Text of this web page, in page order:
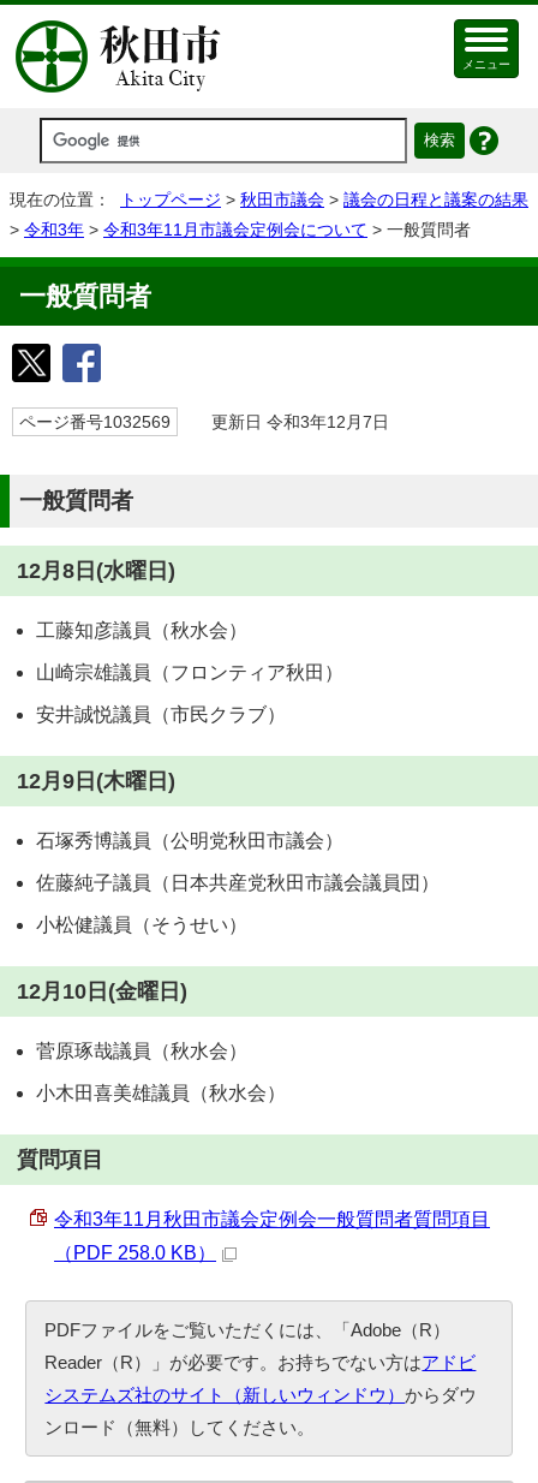
メニュー
現在の位置： トップページ > 秋田市議会 > 議会の日程と議案の結果
> 令和3年 > 令和3年11月市議会定例会について > 一般質問者
一般質問者
ページ番号1032569 更新日 令和3年12月7日
一般質問者
12月8日(水曜日)
工藤知彦議員（秋水会）
山崎宗雄議員（フロンティア秋田）
安井誠悦議員（市民クラブ）
12月9日(木曜日)
石塚秀博議員（公明党秋田市議会）
佐藤純子議員（日本共産党秋田市議会議員団）
小松健議員（そうせい）
12月10日(金曜日)
菅原琢哉議員（秋水会）
小木田喜美雄議員（秋水会）
質問項目
令和3年11月秋田市議会定例会一般質問者質問項目
（PDF 258.0 KB）
PDFファイルをご覧いただくには、「Adobe（R）
Reader（R）」が必要です。お持ちでない方はアドビ
システムズ社のサイト（新しいウィンドウ）からダウ
ンロード（無料）してください。